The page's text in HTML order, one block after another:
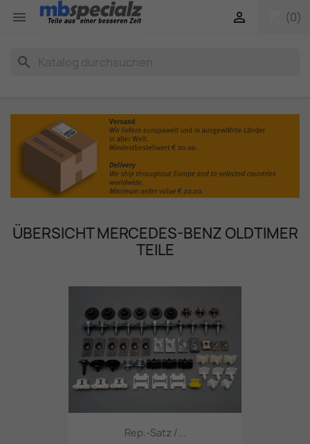
 (0)

search
ÜBERSICHT MERCEDES-BENZ OLDTIMER
TEILE
Rep.-Satz /...